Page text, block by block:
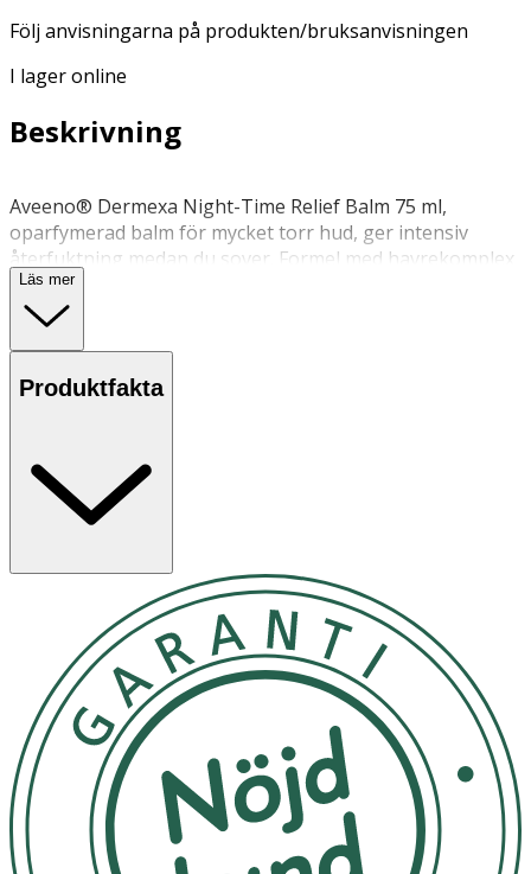
Följ anvisningarna på produkten/bruksanvisningen
I lager online
Beskrivning
Aveeno® Dermexa Night-Time Relief Balm 75 ml,
oparfymerad balm för mycket torr hud, ger intensiv
återfuktning medan du sover. Formel med havrekomplex
(havremjöl + havreextrakt + havreolja) och ceramider,
hjälper till att stärka hudens naturliga barriär, för en hud
vuxna.
Förvaras i rumstemperatur.
Ja
Ingredienser:
Glycerin, Aqua, Cetearyl Alcohol, Hexyldecanol,
Dimethicone, Cetyl Alcohol, Avena Sativa Kernel (Oat)
Flour, Benzyl Alcohol, Ethylhexylglycerin, Sodium Cetearyl
Sulfate, Benzoic Acid, Dipotassium Phosphate, Potassium
Phosphate, Palmitic Acid, Stearic Acid, p-Anisic Acid,
Caprylic/Capric Triglyceride, Sodium Hydroxide, Avena
Sativa Kernel (Oat) Oil, Ceramide 3, Citric Acid, Sodium
Sulfate, Sodium Chloride, Avena Sativa Kernel (Oat)
Extract, Tocopherol, Potassium Sorbate. [PR-018889]
Läs mer
Produktfakta